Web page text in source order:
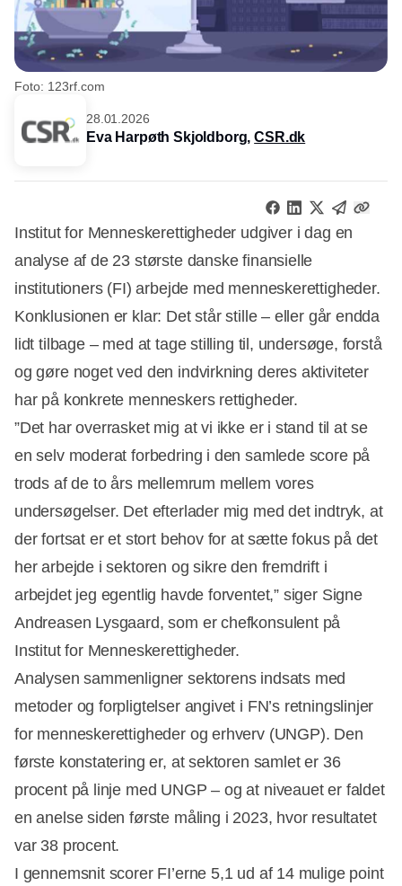
Foto: 123rf.com
28.01.2026
Eva Harpøth Skjoldborg,CSR.dk
Institut for Menneskerettigheder udgiver i dag en
analyse af de 23 største danske finansielle
institutioners (FI) arbejde med menneskerettigheder.
Konklusionen er klar: Det står stille – eller går endda
lidt tilbage – med at tage stilling til, undersøge, forstå
og gøre noget ved den indvirkning deres aktiviteter
har på konkrete menneskers rettigheder.
”Det har overrasket mig at vi ikke er i stand til at se
en selv moderat forbedring i den samlede score på
trods af de to års mellemrum mellem vores
undersøgelser. Det efterlader mig med det indtryk, at
der fortsat er et stort behov for at sætte fokus på det
her arbejde i sektoren og sikre den fremdrift i
arbejdet jeg egentlig havde forventet,” siger Signe
Andreasen Lysgaard, som er chefkonsulent på
Institut for Menneskerettigheder.
Analysen sammenligner sektorens indsats med
metoder og forpligtelser angivet i FN’s retningslinjer
for menneskerettigheder og erhverv (UNGP). Den
første konstatering er, at sektoren samlet er 36
procent på linje med UNGP – og at niveauet er faldet
en anelse siden første måling i 2023, hvor resultatet
var 38 procent.
I gennemsnit scorer FI’erne 5,1 ud af 14 mulige point